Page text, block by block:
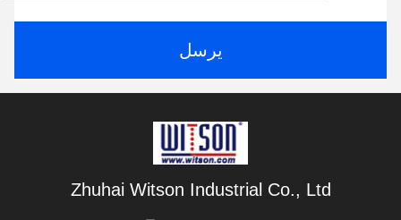
يرسل
Zhuhai Witson Industrial Co., Ltd